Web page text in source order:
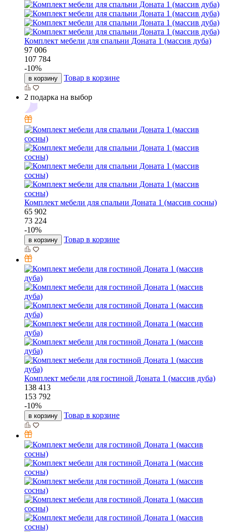
Комплект мебели для спальни Доната 1 (массив дуба)
97 006
107 784
-10%
в корзину Товар в корзине
2 подарка на выбор
Комплект мебели для спальни Доната 1 (массив сосны)
65 902
73 224
-10%
в корзину Товар в корзине
Комплект мебели для гостиной Доната 1 (массив дуба)
138 413
153 792
-10%
в корзину Товар в корзине